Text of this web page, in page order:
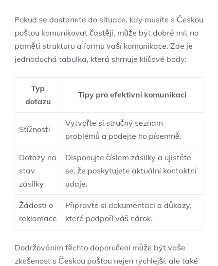
Pokud se dostanete do situace, kdy musíte s Českou
poštou komunikovat častěji, může být dobré mít na
paměti strukturu a formu vaší komunikace. Zde je
jednoduchá tabulka, která shrnuje klíčové body:
Typ
dotazu
Tipy pro efektivní komunikaci
Stížnosti
Vytvořte si stručný seznam
problémů a podejte ho písemně.
Dotazy na
stav
zásilky
Disponujte číslem zásilky a ujistěte
se, že poskytujete aktuální kontaktní
údaje.
Žádosti o
reklamace
Připravte si dokumentaci a důkazy,
které podpoří váš nárok.
Dodržováním těchto doporučení může být vaše
zkušenost s Českou poštou nejen rychlejší, ale také